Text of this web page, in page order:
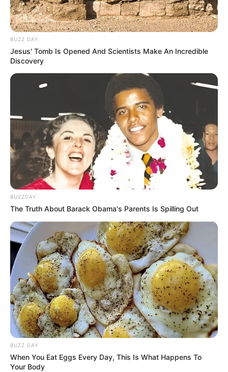
BUZZ DAY
Jesus' Tomb Is Opened And Scientists Make An Incredible
Discovery
BUZZDAY
The Truth About Barack Obama's Parents Is Spilling Out
BUZZ DAY
When You Eat Eggs Every Day, This Is What Happens To
Your Body